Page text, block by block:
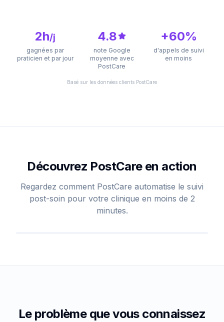
2h/j
gagnées par
praticien et par jour
4.8
note Google
moyenne avec
PostCare
+60%
d'appels de suivi
en moins
Basé sur les données clients PostCare
Découvrez PostCare en action
Regardez comment PostCare automatise le suivi
post-soin pour votre clinique en moins de 2
minutes.
Le problème que vous connaissez